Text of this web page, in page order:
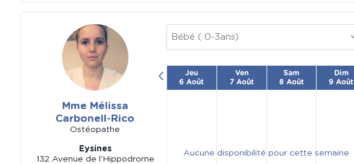
Mme Mélissa
Carbonell-Rico
Ostéopathe
Eysines
132 Avenue de l'Hippodrome
Bébé ( 0-3ans)
Aucune disponibilité pour cette semaine
Jeu
6 Août
Ven
7 Août
Sam
8 Août
Dim
9 Août